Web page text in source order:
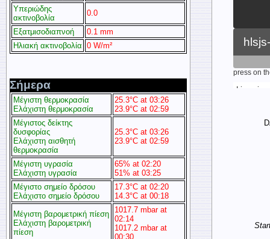
Υπεριώδης
ακτινοβολία
0.0
Εξατμισοδιαπνοή
0.1 mm
Ηλιακή ακτινοβολία 0 W/m²
Σήμερα
Μέγιστη θερμοκρασία
Ελάχιστη θερμοκρασία
25.3°C at 03:26
23.9°C at 02:59
Μέγιστος δείκτης
δυσφορίας
Ελάχιστη αισθητή
θερμοκρασία
25.3°C at 03:26
23.9°C at 02:59
Μέγιστη υγρασία
Ελάχιστη υγρασία
65% at 02:20
51% at 03:25
Μέγιστο σημείο δρόσου
Ελάχιστο σημείο δρόσου
17.3°C at 02:20
14.3°C at 00:18
Μέγιστη βαρομετρική πίεση
Ελάχιστη βαρομετρική
πίεση
1017.7 mbar at
02:14
1017.2 mbar at
00:30